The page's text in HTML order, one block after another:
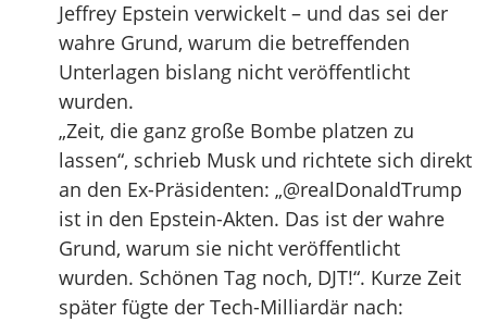
Jeffrey Epstein verwickelt – und das sei der
wahre Grund, warum die betreffenden
Unterlagen bislang nicht veröffentlicht
wurden.
„Zeit, die ganz große Bombe platzen zu
lassen“, schrieb Musk und richtete sich direkt
an den Ex-Präsidenten: „@realDonaldTrump
ist in den Epstein-Akten. Das ist der wahre
Grund, warum sie nicht veröffentlicht
wurden. Schönen Tag noch, DJT!“. Kurze Zeit
später fügte der Tech-Milliardär nach: